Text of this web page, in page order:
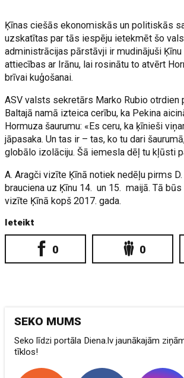
Ķīnas ciešās ekonomiskās un politiskās
uzskatītas par tās iespēju ietekmēt šo
administrācijas pārstāvji ir mudinājuši
attiecības ar Irānu, lai rosinātu to atvērt
brīvai kuģošanai.
ASV valsts sekretārs Marko Rubio otrdien
Baltajā namā izteica cerību, ka Pekina
Hormuza šaurumu: «Es ceru, ka ķīnieši
jāpasaka. Un tas ir – tas, ko tu dari
globālo izolāciju. Šā iemesla dēļ tu kļūsti
A. Aragči vizīte Ķīnā notiek nedēļu pirms
brauciena uz Ķīnu 14. un 15. maijā. Tā būs
vizīte Ķīnā kopš 2017. gada.
Ieteikt
0 0
SEKO MUMS
Seko līdzi portāla Diena.lv jaunākajām
tīklos!